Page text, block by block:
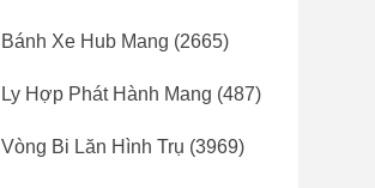
Bánh Xe Hub Mang (2665)
Ly Hợp Phát Hành Mang (487)
Vòng Bi Lăn Hình Trụ (3969)